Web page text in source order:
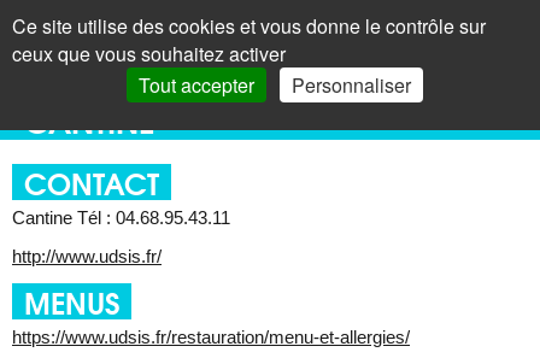
< Menu
LAROQUE
DES ALBÈRES
CANTINE
CONTACT
Cantine Tél : 04.68.95.43.11
http://www.udsis.fr/
MENUS
https://www.udsis.fr/restauration/menu-et-allergies/
Ce site utilise des cookies et vous donne le contrôle sur
ceux que vous souhaitez activer
Tout accepter
Personnaliser